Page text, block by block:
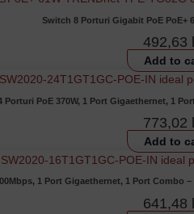
Switch 8 Porturi Gigabit PoE PoE+
492,63
Add to
Porturi PoE 370W, 1 Port Gigaethernet, 1
773,02
Add to
1 Port Gigaethernet, 1 Port Combo –
641,48